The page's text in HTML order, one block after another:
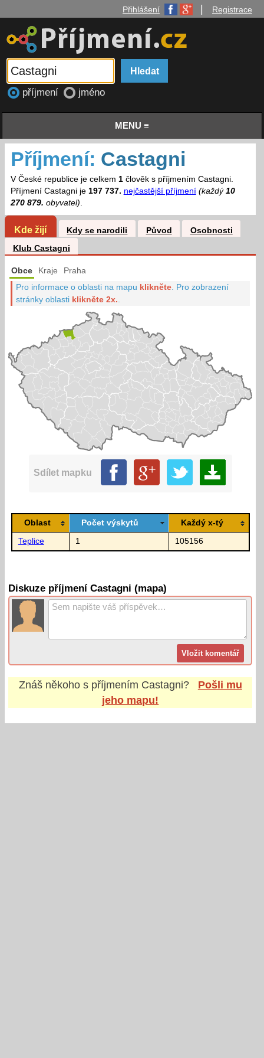
Přihlášení Registrace
příjmení jméno
MENU ≡
Příjmení: Castagni
V České republice je celkem 1člověk s příjmením Castagni.
Příjmení Castagni je 197 737. nejčastější příjmení (každý 10
270 879. obyvatel).
Kde žijí Kdy se narodili Původ
Osobnosti
Klub Castagni
Obce Kraje Praha
Pro informace o oblasti na mapu klikněte Pro zobrazení
stránky oblasti klikněte 2x.
Sdílet mapku
Oblast Počet výskytů Každý x-tý
Teplice 1 105156
Diskuze příjmení Castagni (mapa)
Znáš někoho s příjmením Castagni?
Pošli mu
jeho mapu!